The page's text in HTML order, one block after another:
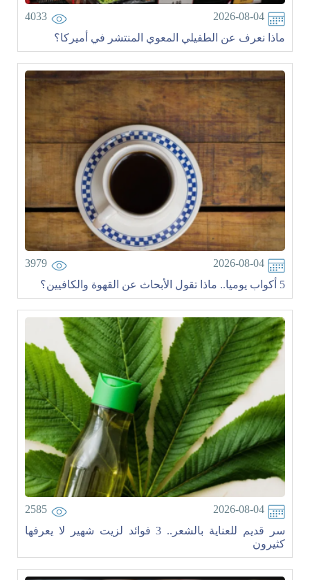
2026-08-04
4033
ماذا نعرف عن الطفيلي المعوي المنتشر في أميركا؟
2026-08-04
3979
5 أكواب يوميا.. ماذا تقول الأبحاث عن القهوة والكافيين؟
2026-08-04
2585
سر قديم للعناية بالشعر.. 3 فوائد لزيت شهير لا يعرفها
كثيرون